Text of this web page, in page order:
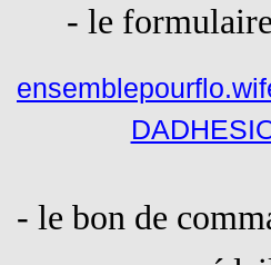
- le
- le bon de